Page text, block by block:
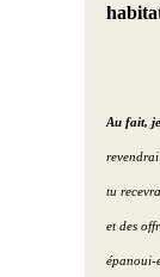
Au fait, je
tu
et des
épanoui-